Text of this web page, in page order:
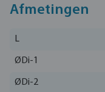
Afmetingen
L
ØDi-1
ØDi-2